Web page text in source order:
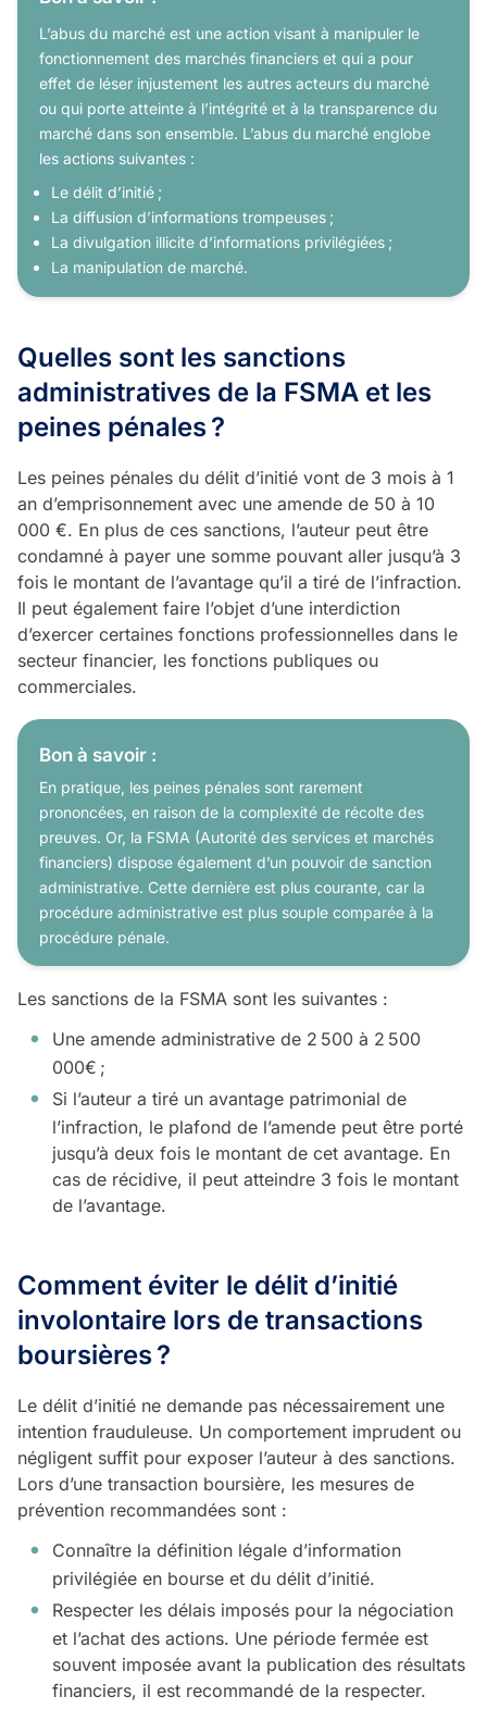
L’abus du marché est une action visant à manipuler le
fonctionnement des marchés financiers et qui a pour
effet de léser injustement les autres acteurs du marché
ou qui porte atteinte à l’intégrité et à la transparence du
marché dans son ensemble. L’abus du marché englobe
les actions suivantes :
Le délit d’initié ;
La diffusion d’informations trompeuses ;
La divulgation illicite d’informations privilégiées ;
La manipulation de marché.
Quelles sont les sanctions
administratives de la FSMA et les
peines pénales?
Les peines pénales du délit d’initié vont de 3 mois à 1
an d’emprisonnement avec une amende de 50 à 10
000 €. En plus de ces sanctions, l’auteur peut être
condamné à payer une somme pouvant aller jusqu’à 3
fois le montant de l’avantage qu’il a tiré de l’infraction.
Il peut également faire l’objet d’une interdiction
d’exercer certaines fonctions professionnelles dans le
secteur financier, les fonctions publiques ou
commerciales.
Bon à savoir :
En pratique, les peines pénales sont rarement
prononcées, en raison de la complexité de récolte des
preuves. Or, la FSMA (Autorité des services et marchés
financiers) dispose également d’un pouvoir de sanction
administrative. Cette dernière est plus courante, car la
procédure administrative est plus souple comparée à la
procédure pénale.
Les sanctions de la FSMA sont les suivantes :
Une amende administrative de 2 500 à 2 500
000€ ;
Si l’auteur a tiré un avantage patrimonial de
l’infraction, le plafond de l’amende peut être porté
jusqu’à deux fois le montant de cet avantage. En
cas de récidive, il peut atteindre 3 fois le montant
de l’avantage.
Comment éviter le délit d’initié
involontaire lors de transactions
boursières?
Le délit d’initié ne demande pas nécessairement une
intention frauduleuse. Un comportement imprudent ou
négligent suffit pour exposer l’auteur à des sanctions.
Lors d’une transaction boursière, les mesures de
prévention recommandées sont :
Connaître la définition légale d’information
privilégiée en bourse et du délit d’initié.
Respecter les délais imposés pour la négociation
et l’achat des actions. Une période fermée est
souvent imposée avant la publication des résultats
financiers, il est recommandé de la respecter.